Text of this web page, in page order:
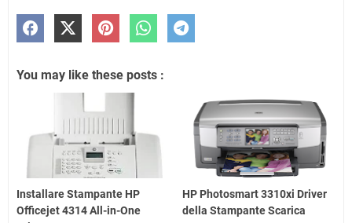
You may like these posts :
Installare Stampante HP
Officejet 4314 All-in-One
HP Photosmart 3310xi Driver
della Stampante Scarica